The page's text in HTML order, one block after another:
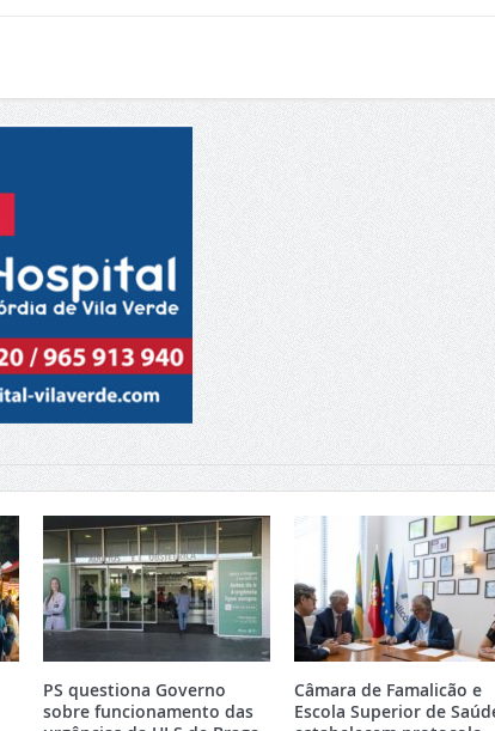
PS questiona Governo
sobre funcionamento das
Câmara de Famalicão e
Escola Superior de